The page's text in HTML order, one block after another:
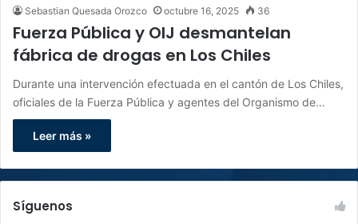
Sebastian Quesada Orozco octubre 16, 2025 36
Fuerza Pública y OIJ desmantelan
fábrica de drogas en Los Chiles
Durante una intervención efectuada en el cantón de Los Chiles,
oficiales de la Fuerza Pública y agentes del Organismo de…
Leer más »
Síguenos